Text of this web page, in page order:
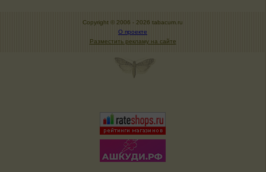
Copyright © 2006 - 2026 tabacum.ru
О проекте
Разместить рекламу на сайте